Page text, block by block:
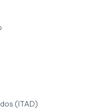
(ITAD)